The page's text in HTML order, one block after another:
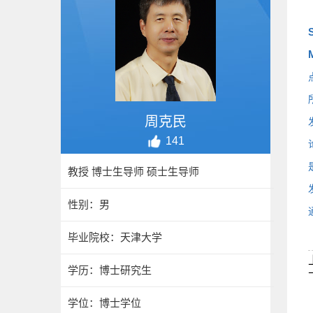
周克民
141
教授 博士生导师 硕士生导师
性别：男
毕业院校：天津大学
学历：博士研究生
学位：博士学位